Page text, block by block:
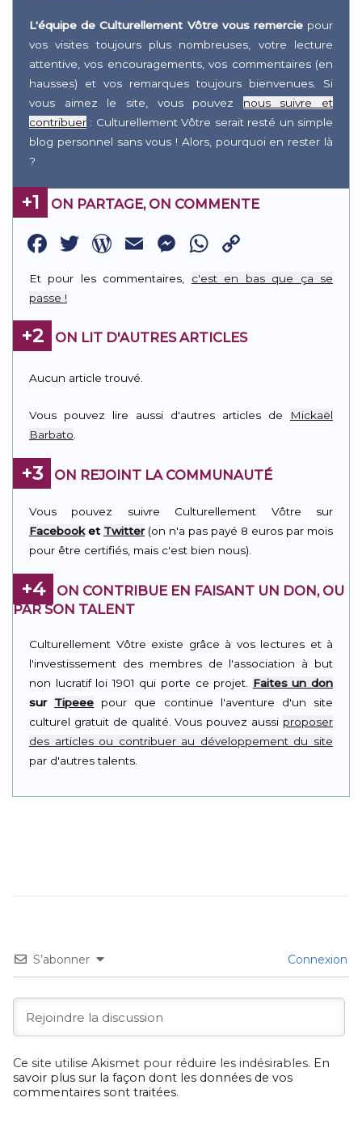
L'équipe de Culturellement Vôtre vous remerciepour
vos visites toujours plus nombreuses, votre lecture
attentive, vos encouragements, vos commentaires (en
hausses) et vos remarques toujours bienvenues. Si
vous aimez le site, vous pouvez nous suivre et
contribuer : Culturellement Vôtre serait resté un simple
blog personnel sans vous ! Alors, pourquoi en rester là
?
+1 ON PARTAGE, ON COMMENTE
Facebook
Twitter
WordPress
EmailMessenger
WhatsApp
Link
Et pour les commentaires, c'est en bas que ça se
passe !
+2 ON LIT D'AUTRES ARTICLES
Aucun article trouvé.
Vous pouvez lire aussi d'autres articles de
Mickaël
Barbato.
+3 ON REJOINT LA COMMUNAUTÉ
Vous pouvez suivre Culturellement Vôtre sur
Facebooket Twitter(on n'a pas payé 8 euros par mois
pour être certifiés, mais c'est bien nous).
+4
ON CONTRIBUE EN FAISANT UN DON, OU
PAR SON TALENT
Culturellement Vôtre existe grâce à vos lectures et à
l'investissement des membres de l'association à but
non lucratif loi 1901 qui porte ce projet. Faites un don
sur Tipeee pour que continue l'aventure d'un site
culturel gratuit de qualité. Vous pouvez aussi proposer
des articles ou contribuer au développement du site
par d'autres talents.
S’abonner Connexion
Ce site utilise Akismet pour réduire les indésirables. En
savoir plus sur la façon dont les données de vos
commentaires sont traitées.